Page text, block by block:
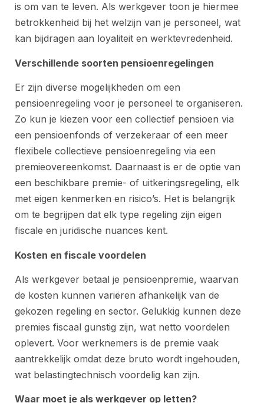
is om van te leven. Als werkgever toon je hiermee
betrokkenheid bij het welzijn van je personeel, wat
kan bijdragen aan loyaliteit en werktevredenheid.
Verschillende soorten pensioenregelingen
Er zijn diverse mogelijkheden om een
pensioenregeling voor je personeel te organiseren.
Zo kun je kiezen voor een collectief pensioen via
een pensioenfonds of verzekeraar of een meer
flexibele collectieve pensioenregeling via een
premieovereenkomst. Daarnaast is er de optie van
een beschikbare premie- of uitkeringsregeling, elk
met eigen kenmerken en risico’s. Het is belangrijk
om te begrijpen dat elk type regeling zijn eigen
fiscale en juridische nuances kent.
Kosten en fiscale voordelen
Als werkgever betaal je pensioenpremie, waarvan
de kosten kunnen variëren afhankelijk van de
gekozen regeling en sector. Gelukkig kunnen deze
premies fiscaal gunstig zijn, wat netto voordelen
oplevert. Voor werknemers is de premie vaak
aantrekkelijk omdat deze bruto wordt ingehouden,
wat belastingtechnisch voordelig kan zijn.
Waar moet je als werkgever op letten?